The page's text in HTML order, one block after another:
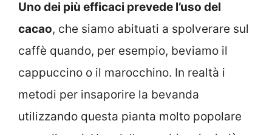
Uno dei più efficaci prevede l’uso del
cacao, che siamo abituati a spolverare sul
caffè quando, per esempio, beviamo il
cappuccino o il marocchino. In realtà i
metodi per insaporire la bevanda
utilizzando questa pianta molto popolare